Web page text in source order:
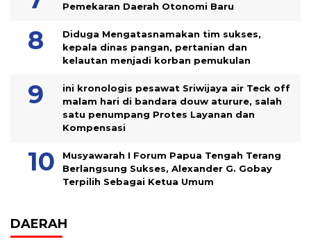
Pemekaran Daerah Otonomi Baru
Diduga Mengatasnamakan tim sukses,
kepala dinas pangan, pertanian dan
kelautan menjadi korban pemukulan
ini kronologis pesawat Sriwijaya air Teck off
malam hari di bandara douw aturure, salah
satu penumpang Protes Layanan dan
Kompensasi
Musyawarah I Forum Papua Tengah Terang
Berlangsung Sukses, Alexander G. Gobay
Terpilih Sebagai Ketua Umum
DAERAH